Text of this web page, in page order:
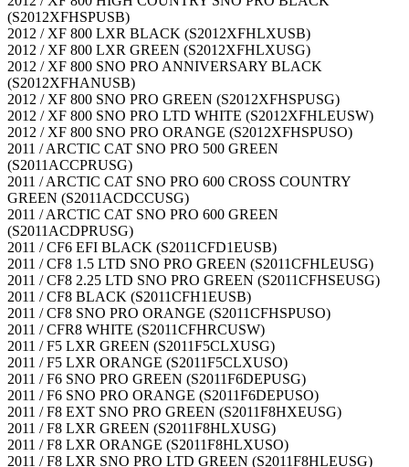
(S2012XFHSPUSB)
2012 / XF 800 LXR BLACK (S2012XFHLXUSB)
2012 / XF 800 LXR GREEN (S2012XFHLXUSG)
2012 / XF 800 SNO PRO ANNIVERSARY BLACK
(S2012XFHANUSB)
2012 / XF 800 SNO PRO GREEN (S2012XFHSPUSG)
2012 / XF 800 SNO PRO LTD WHITE (S2012XFHLEUSW)
2012 / XF 800 SNO PRO ORANGE (S2012XFHSPUSO)
2011 / ARCTIC CAT SNO PRO 500 GREEN
(S2011ACCPRUSG)
2011 / ARCTIC CAT SNO PRO 600 CROSS COUNTRY
GREEN (S2011ACDCCUSG)
2011 / ARCTIC CAT SNO PRO 600 GREEN
(S2011ACDPRUSG)
2011 / CF6 EFI BLACK (S2011CFD1EUSB)
2011 / CF8 1.5 LTD SNO PRO GREEN (S2011CFHLEUSG)
2011 / CF8 2.25 LTD SNO PRO GREEN (S2011CFHSEUSG)
2011 / CF8 BLACK (S2011CFH1EUSB)
2011 / CF8 SNO PRO ORANGE (S2011CFHSPUSO)
2011 / CFR8 WHITE (S2011CFHRCUSW)
2011 / F5 LXR GREEN (S2011F5CLXUSG)
2011 / F5 LXR ORANGE (S2011F5CLXUSO)
2011 / F6 SNO PRO GREEN (S2011F6DEPUSG)
2011 / F6 SNO PRO ORANGE (S2011F6DEPUSO)
2011 / F8 EXT SNO PRO GREEN (S2011F8HXEUSG)
2011 / F8 LXR GREEN (S2011F8HLXUSG)
2011 / F8 LXR ORANGE (S2011F8HLXUSO)
2011 / F8 LXR SNO PRO LTD GREEN (S2011F8HLEUSG)